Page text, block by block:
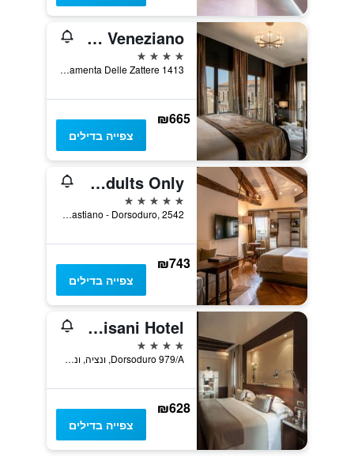
Palazzo Veneziano
4 כוכבים
Fondamenta Delle Zattere 1413, ונציה, ונטו, איטליה
₪665
צפייה בדילים
Excess Venice Boutique Hotel & Private Spa - Adults Only
5 כוכבים
F.ta S. Sebastiano - Dorsoduro, 2542, ונציה, ונטו, איטליה
₪743
צפייה בדילים
Ca' Pisani Hotel
4 כוכבים
Dorsoduro 979/A, ונציה, ונטו, איטליה
₪628
צפייה בדילים